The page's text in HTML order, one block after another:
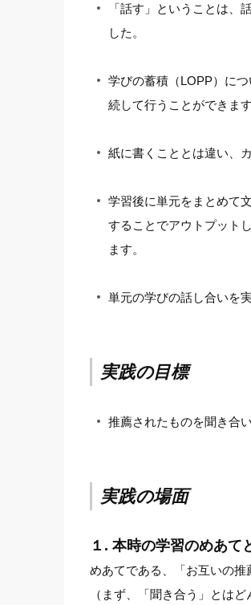
「話す」ということは、
した。
学びの蓄積（LOPP）に
続して行うことができます
紙に書くこととは違い、
学習後に単元をまとめて
することでアウトプット
ます。
単元の学びの話し合いを
実践の目標
推薦されたものを聞き合
実践の場面
１. 本時の学習のめあて
めあてである、「お互いの推
（まず、「聞き合う」とは